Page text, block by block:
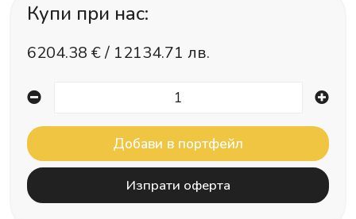
Купи при нас:
6204.38 € / 12134.71 лв.
Изпрати оферта